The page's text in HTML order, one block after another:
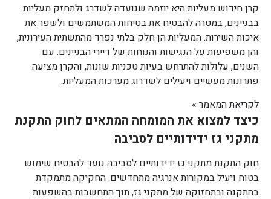
קרן חידוש מעליות היא יוזמה שנועדה לשדרג ולתחזק מעליות
בבניינים, במטרה להבטיח את בטיחות המשתמשים ולשפר את
איכות השירות. המעליות הן חלק בלתי נפרד מהתשתית העירונית,
והן משפיעות על הנגישות והנוחות של דיירי הבניינים. עם
השנים, עלולות להתרחש בעיות טכניות שונות, והקרן מציעה
פתרונות מעשיים ויעילים לשדרוג מערכות המעליות.
לקריאת המאמר »
כיצד למצוא את המומחה המתאים לחוק התקנת
מתקני גז ידידותיים לסביבה
חוק התקנת מתקני גז ידידותיים לסביבה נועד להבטיח שימוש
בטוח ויעיל במקורות אנרגיה מתחדשים. החקיקה מתמקדת
בהתקנה ובתחזוקה של מתקני גז, תוך התחשבות בהשפעות